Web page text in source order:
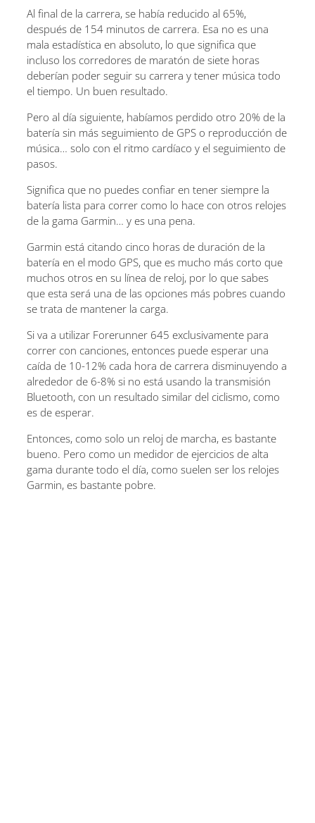
Al final de la carrera, se había reducido al 65%,
después de 154 minutos de carrera. Esa no es una
mala estadística en absoluto, lo que significa que
incluso los corredores de maratón de siete horas
deberían poder seguir su carrera y tener música todo
el tiempo. Un buen resultado.
Pero al día siguiente, habíamos perdido otro 20% de la
batería sin más seguimiento de GPS o reproducción de
música… solo con el ritmo cardíaco y el seguimiento de
pasos.
Significa que no puedes confiar en tener siempre la
batería lista para correr como lo hace con otros relojes
de la gama Garmin… y es una pena.
Garmin está citando cinco horas de duración de la
batería en el modo GPS, que es mucho más corto que
muchos otros en su línea de reloj, por lo que sabes
que esta será una de las opciones más pobres cuando
se trata de mantener la carga.
Si va a utilizar Forerunner 645 exclusivamente para
correr con canciones, entonces puede esperar una
caída de 10-12% cada hora de carrera disminuyendo a
alrededor de 6-8% si no está usando la transmisión
Bluetooth, con un resultado similar del ciclismo, como
es de esperar.
Entonces, como solo un reloj de marcha, es bastante
bueno. Pero como un medidor de ejercicios de alta
gama durante todo el día, como suelen ser los relojes
Garmin, es bastante pobre.